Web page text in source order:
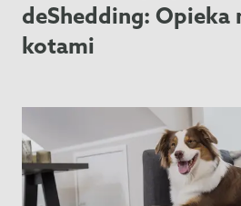
deShedding: Opieka
kotami